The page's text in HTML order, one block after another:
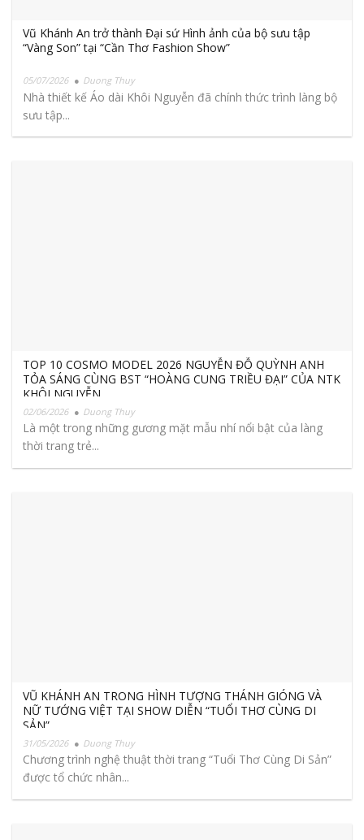
Vũ Khánh An trở thành Đại sứ Hình ảnh của bộ sưu tập
“Vàng Son” tại “Cần Thơ Fashion Show”
05/07/2026 Duong Thuy
Nhà thiết kế Áo dài Khôi Nguyễn đã chính thức trình làng bộ
sưu tập...
TOP 10 COSMO MODEL 2026 NGUYỄN ĐỖ QUỲNH ANH
TỎA SÁNG CÙNG BST “HOÀNG CUNG TRIỀU ĐẠI” CỦA NTK
KHÔI NGUYỄN
02/06/2026 Duong Thuy
Là một trong những gương mặt mẫu nhí nổi bật của làng
thời trang trẻ...
VŨ KHÁNH AN TRONG HÌNH TƯỢNG THÁNH GIÓNG VÀ
NỮ TƯỚNG VIỆT TẠI SHOW DIỄN “TUỔI THƠ CÙNG DI
SẢN”
31/05/2026 Duong Thuy
Chương trình nghệ thuật thời trang “Tuổi Thơ Cùng Di Sản”
được tổ chức nhân...